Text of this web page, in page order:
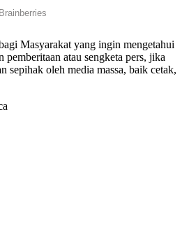
Masyarakat yang ingin mengetahui
pemberitaan atau sengketa pers, jika
sepihak oleh media massa, baik cetak,